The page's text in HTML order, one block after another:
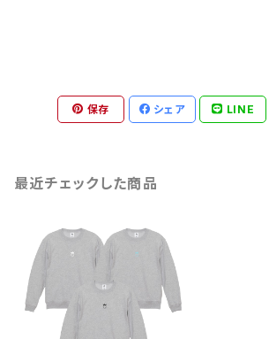
保存 シェア LINE
最近チェックした商品